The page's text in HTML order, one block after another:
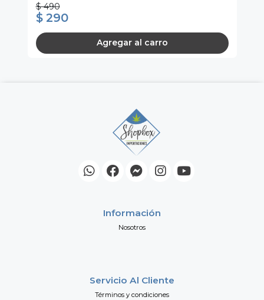
$ 490
$ 290
Agregar al carro
Información
Nosotros
Servicio Al Cliente
Términos y condiciones